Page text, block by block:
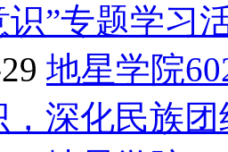
”专题学习
地星学院
，深化民族